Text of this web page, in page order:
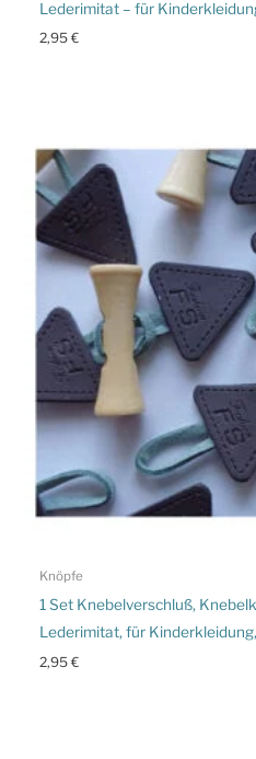
Lederimitat – für
2,95€
Knöpfe
1 Set Knebelverschluß,
Lederimitat, für
2,95€